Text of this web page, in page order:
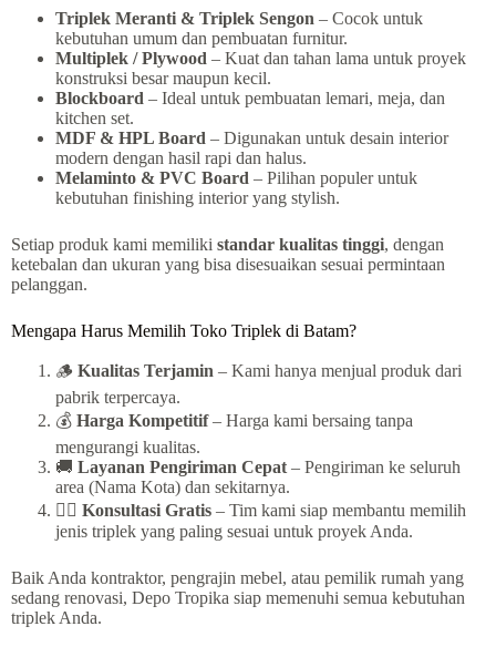
Triplek Meranti & Triplek Sengon – Cocok untuk
kebutuhan umum dan pembuatan furnitur.
Multiplek / Plywood – Kuat dan tahan lama untuk proyek
konstruksi besar maupun kecil.
Blockboard – Ideal untuk pembuatan lemari, meja, dan
kitchen set.
MDF & HPL Board – Digunakan untuk desain interior
modern dengan hasil rapi dan halus.
Melaminto & PVC Board – Pilihan populer untuk
kebutuhan finishing interior yang stylish.
Setiap produk kami memiliki standar kualitas tinggi, dengan
ketebalan dan ukuran yang bisa disesuaikan sesuai permintaan
pelanggan.
Mengapa Harus Memilih Toko Triplek di Batam?
🪵 Kualitas Terjamin – Kami hanya menjual produk dari
pabrik terpercaya.
💰 Harga Kompetitif– Harga kami bersaing tanpa
mengurangi kualitas.
🚚 Layanan Pengiriman Cepat – Pengiriman ke seluruh
area (Nama Kota) dan sekitarnya.
👷‍♂️ Konsultasi Gratis – Tim kami siap membantu memilih
jenis triplek yang paling sesuai untuk proyek Anda.
Baik Anda kontraktor, pengrajin mebel, atau pemilik rumah yang
sedang renovasi, Depo Tropika siap memenuhi semua kebutuhan
triplek Anda.